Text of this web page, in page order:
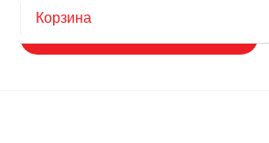
Корзина